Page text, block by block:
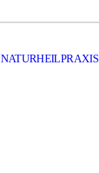
NATURHEILPRAXIS